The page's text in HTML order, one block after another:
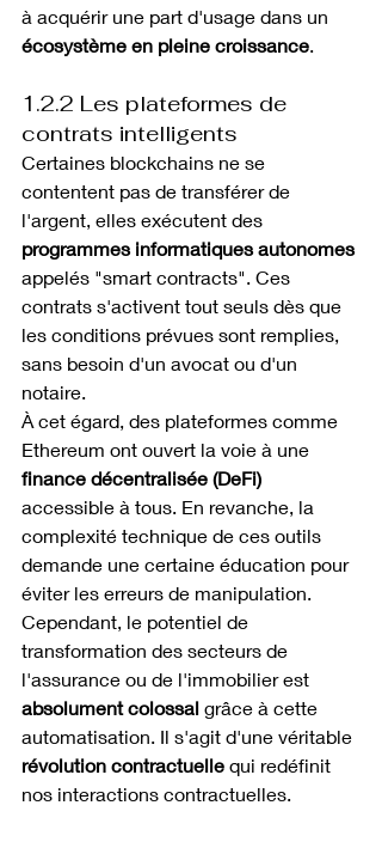
à acquérir une part d'usage dans un
écosystème en pleine croissance.
1.2.2 Les plateformes de
contrats intelligents
Certaines blockchains ne se
contentent pas de transférer de
l'argent, elles exécutent des
programmes informatiques autonomes
appelés "smart contracts". Ces
contrats s'activent tout seuls dès que
les conditions prévues sont remplies,
sans besoin d'un avocat ou d'un
notaire.
À cet égard, des plateformes comme
Ethereum ont ouvert la voie à une
finance décentralisée (DeFi)
accessible à tous. En revanche, la
complexité technique de ces outils
demande une certaine éducation pour
éviter les erreurs de manipulation.
Cependant, le potentiel de
transformation des secteurs de
l'assurance ou de l'immobilier est
absolument colossal grâce à cette
automatisation. Il s'agit d'une véritable
révolution contractuelle qui redéfinit
nos interactions contractuelles.